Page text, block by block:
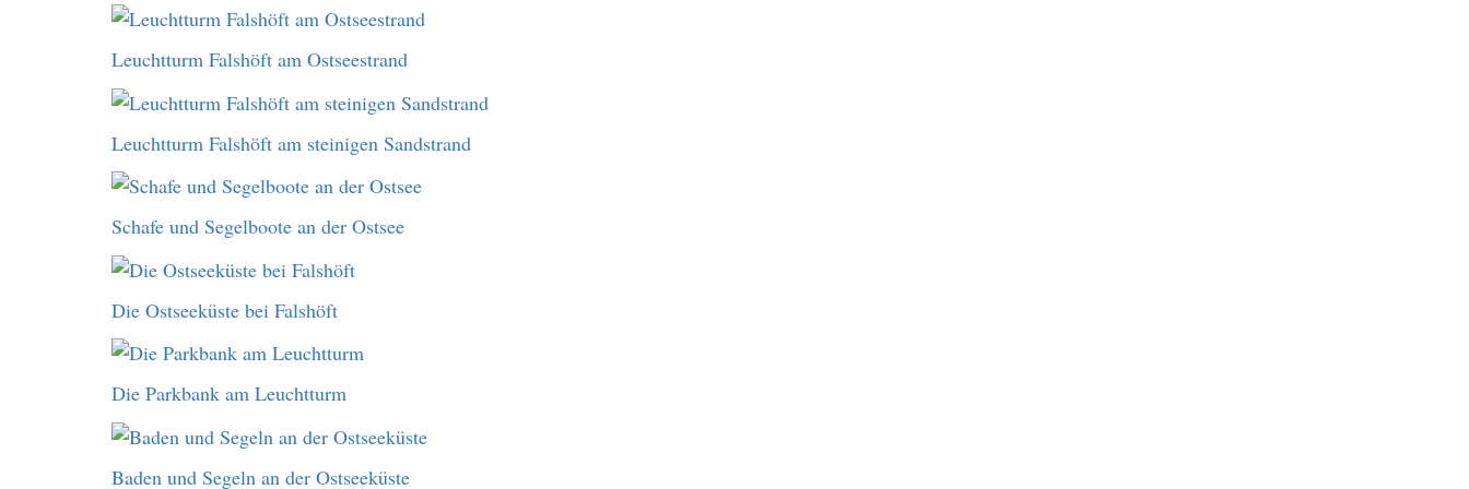
Leuchtturm Falshöft am Ostseestrand
Leuchtturm Falshöft am steinigen Sandstrand
Schafe und Segelboote an der Ostsee
Die Ostseeküste bei Falshöft
Die Parkbank am Leuchtturm
Baden und Segeln an der Ostseeküste